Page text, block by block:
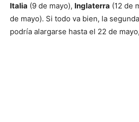
Italia (9 de mayo), Inglaterra (12 de
de mayo). Si todo va bien, la
podría alargarse hasta el 22 de